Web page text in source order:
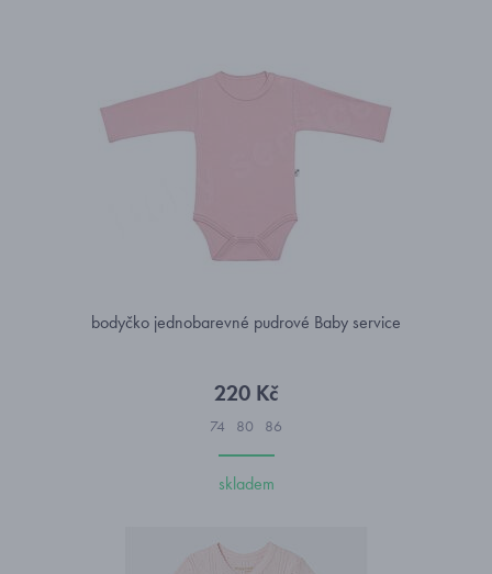
bodyčko jednobarevné pudrové Baby service
220 Kč
74 80 86
skladem